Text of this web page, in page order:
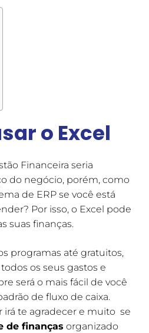
o Excel
Financeira seria
do negócio, porém, como
de ERP se você está
Por isso, o Excel pode
suas finanças.
programas até gratuitos,
os seus gastos e
será o mais fácil de você
de fluxo de caixa.
irá te agradecer e muito se
de finanças organizado